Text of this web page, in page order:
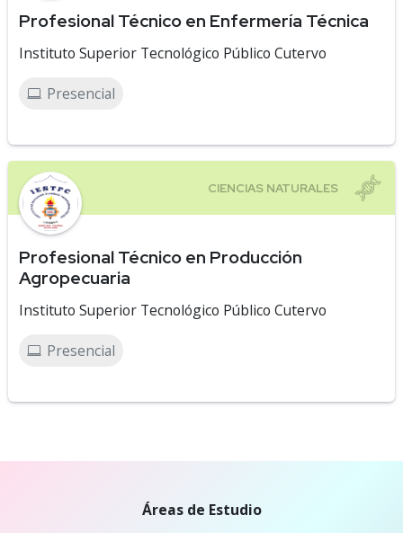
Profesional Técnico en Enfermería Técnica
Instituto Superior Tecnológico Público Cutervo
Presencial
Profesional Técnico en Producción
Agropecuaria
Instituto Superior Tecnológico Público Cutervo
Presencial
Áreas de Estudio